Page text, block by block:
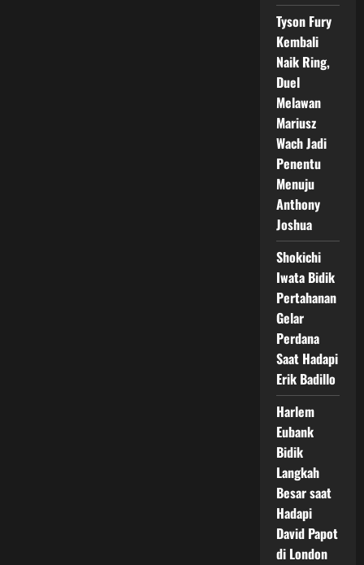
Tyson Fury
Kembali
Naik Ring,
Duel
Melawan
Mariusz
Wach Jadi
Penentu
Menuju
Anthony
Joshua
Shokichi
Iwata Bidik
Pertahanan
Gelar
Perdana
Saat Hadapi
Erik Badillo
Harlem
Eubank
Bidik
Langkah
Besar saat
Hadapi
David Papot
di London